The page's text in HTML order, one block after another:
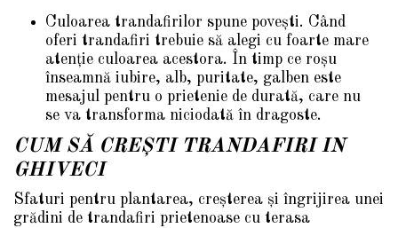
Culoarea trandafirilor spune povești. Când
oferi trandafiri trebuie să alegi cu foarte mare
atenție culoarea acestora. În timp ce roșu
înseamnă iubire, alb, puritate, galben este
mesajul pentru o prietenie de durată, care nu
se va transforma niciodată în dragoste.
CUM SĂ CREȘTI TRANDAFIRI IN
GHIVECI
Sfaturi pentru plantarea, creșterea și îngrijirea unei
grădini de trandafiri prietenoase cu terasa